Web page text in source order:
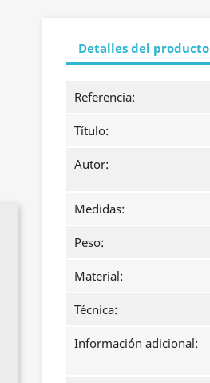
Detalles del producto
Referencia:
Título:
Autor:
Medidas:
Peso:
Material:
Técnica:
Información adicional: